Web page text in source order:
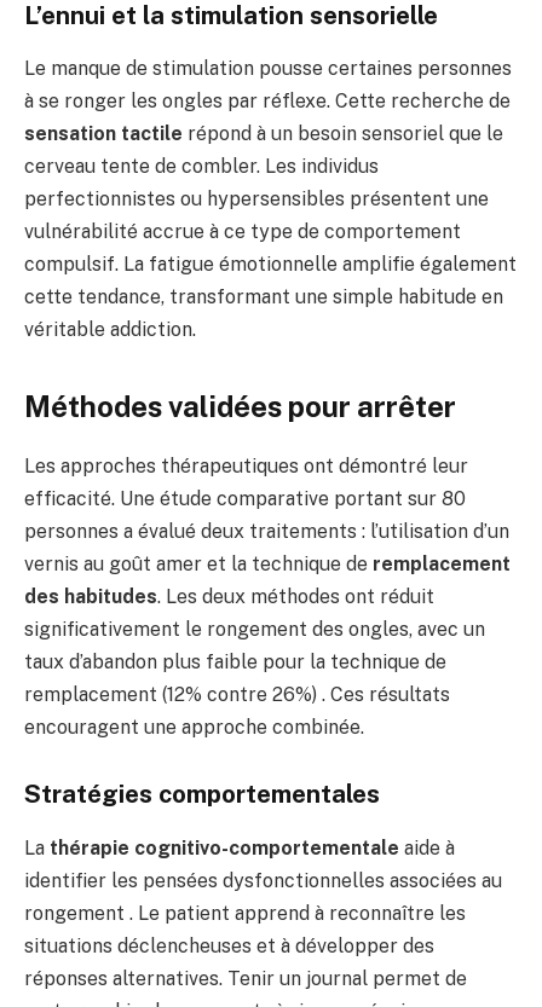
L’ennui et la stimulation sensorielle
Le manque de stimulation pousse certaines personnes
à se ronger les ongles par réflexe. Cette recherche de
sensation tactile répond à un besoin sensoriel que le
cerveau tente de combler. Les individus
perfectionnistes ou hypersensibles présentent une
vulnérabilité accrue à ce type de comportement
compulsif. La fatigue émotionnelle amplifie également
cette tendance, transformant une simple habitude en
véritable addiction.
Méthodes validées pour arrêter
Les approches thérapeutiques ont démontré leur
efficacité. Une étude comparative portant sur 80
personnes a évalué deux traitements : l’utilisation d’un
vernis au goût amer et la technique de remplacement
des habitudes. Les deux méthodes ont réduit
significativement le rongement des ongles, avec un
taux d’abandon plus faible pour la technique de
remplacement (12% contre 26%) . Ces résultats
encouragent une approche combinée.
Stratégies comportementales
La thérapie cognitivo-comportementale aide à
identifier les pensées dysfonctionnelles associées au
rongement . Le patient apprend à reconnaître les
situations déclencheuses et à développer des
réponses alternatives. Tenir un journal permet de